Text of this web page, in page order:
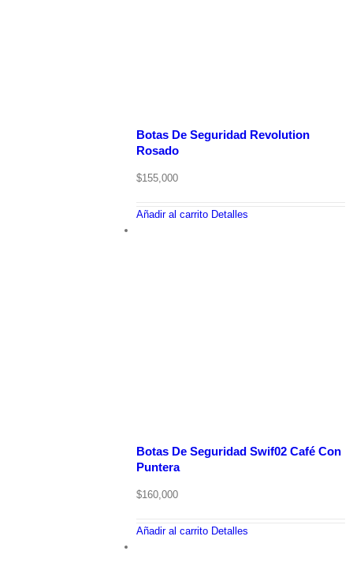
Botas De Seguridad Revolution
Rosado
$155,000
Añadir al carrito Detalles
Botas De Seguridad Swif02 Café Con
Puntera
$160,000
Añadir al carrito Detalles